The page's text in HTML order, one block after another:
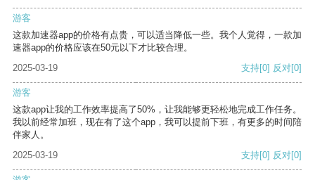
游客
这款加速器app的价格有点贵，可以适当降低一些。我个人觉得，一款加
速器app的价格应该在50元以下才比较合理。
2025-03-19
支持[0] 反对[0]
游客
这款app让我的工作效率提高了50%，让我能够更轻松地完成工作任务。
我以前经常加班，现在有了这个app，我可以提前下班，有更多的时间陪
伴家人。
2025-03-19
支持[0] 反对[0]